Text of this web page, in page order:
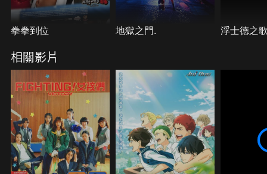
拳拳到位 地獄之門. 浮士德之
相關影片